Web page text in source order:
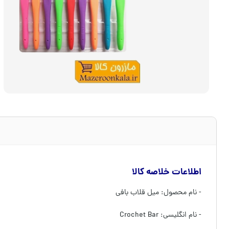
اطلاعات خلاصه کالا
- نام محصول: میل قلاب بافی
- نام انگلیسی: Crochet Bar